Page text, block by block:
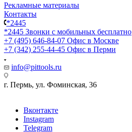
Рекламные материалы
Контакты
*2445
*2445 Звонки с мобильных бесплатно
+7 (495) 646-84-07 Офис в Москве
+7 (342) 255-44-45 Офис в Перми
info@pittools.ru
г. Пермь, ул. Фоминская, 36
Вконтакте
Instagram
Telegram